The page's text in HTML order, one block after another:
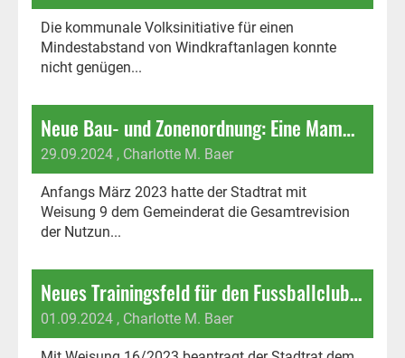
Die kommunale Volksinitiative für einen
Mindestabstand von Windkraftanlagen konnte
nicht genügen...
Neue Bau- und Zonenordnung: Eine Mammut-Vorlage im Endspurt
29.09.2024 , Charlotte M. Baer
Anfangs März 2023 hatte der Stadtrat mit
Weisung 9 dem Gemeinderat die Gesamtrevision
der Nutzun...
Neues Trainingsfeld für den Fussballclub: Eigentor für den Gemeinderat vermeiden!
01.09.2024 , Charlotte M. Baer